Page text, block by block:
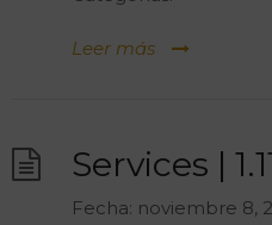
Leer más
Services |
Fecha: noviembre 8,